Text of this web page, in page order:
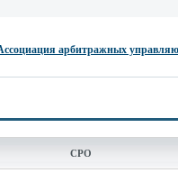
арбитражных
СРО